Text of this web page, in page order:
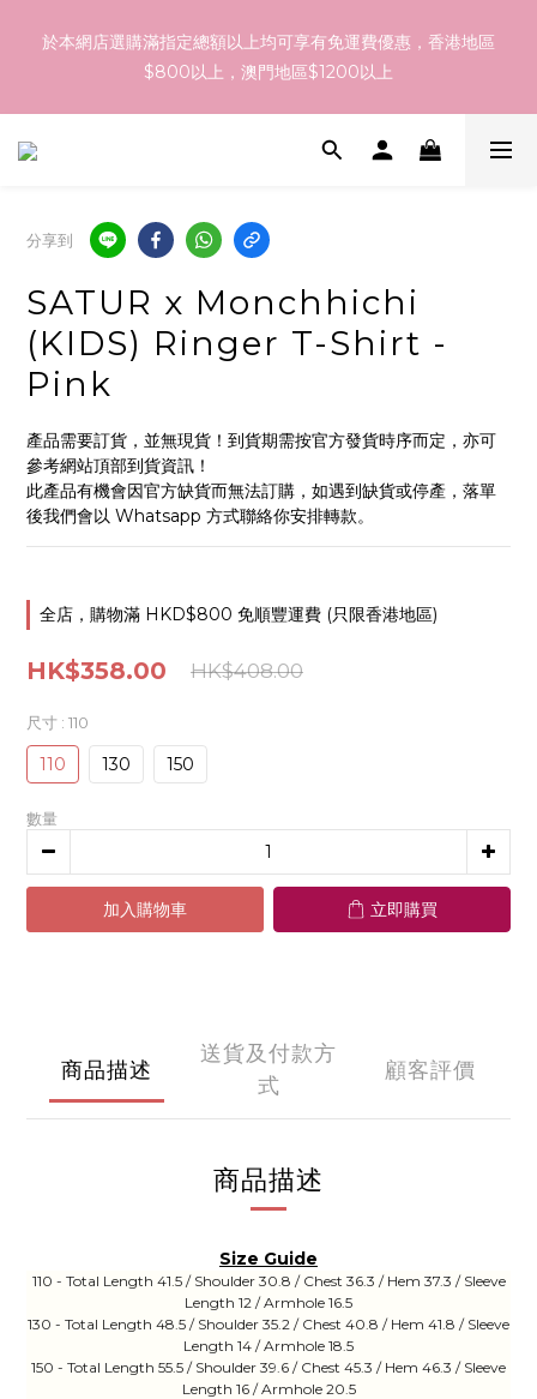
港，最終亦要視乎各品牌最終發貨日子及出貨速度而定。
於本網店選購滿指定總額以上均可享有免運費優惠，香港地區
$800以上，澳門地區$1200以上
訂貨到貨資訊：於 05 - 18/Aug 期間訂貨，預計於 26/Aug 到
分享到
SATUR x Monchhichi
(KIDS) Ringer T-Shirt -
Pink
產品需要訂貨，並無現貨！到貨期需按官方發貨時序而定，亦可
參考網站頂部到貨資訊！
此產品有機會因官方缺貨而無法訂購，如遇到缺貨或停產，落單
後我們會以 Whatsapp 方式聯絡你安排轉款。
全店，購物滿 HKD$800 免順豐運費 (只限香港地區)
HK$358.00 HK$408.00
尺寸 : 110
110 130 150
數量
加入購物車 立即購買
商品描述
送貨及付款方
式
顧客評價
商品描述
Size Guide
110 - Total Length 41.5 / Shoulder 30.8 / Chest 36.3 / Hem 37.3 / Sleeve
Length 12 / Armhole 16.5
130 - Total Length 48.5 / Shoulder 35.2 / Chest 40.8 / Hem 41.8 / Sleeve
Length 14 / Armhole 18.5
150 - Total Length 55.5 / Shoulder 39.6 / Chest 45.3 / Hem 46.3 / Sleeve
Length 16 / Armhole 20.5